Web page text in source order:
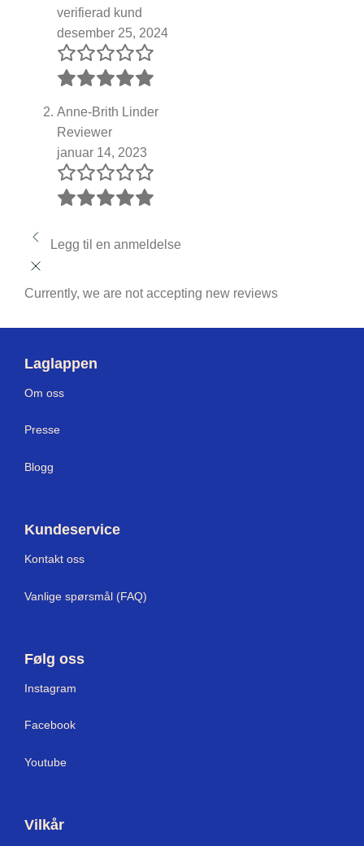
verifierad kund
desember 25, 2024
Anne-Brith Linder
Reviewer
januar 14, 2023
Legg til en anmeldelse
Currently, we are not accepting new reviews
Laglappen
Om oss
Presse
Blogg
Kundeservice
Kontakt oss
Vanlige spørsmål (FAQ)
Følg oss
Instagram
Facebook
Youtube
Vilkår